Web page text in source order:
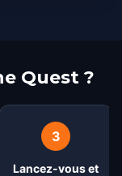
Quest ?
3
Lancez-vous et